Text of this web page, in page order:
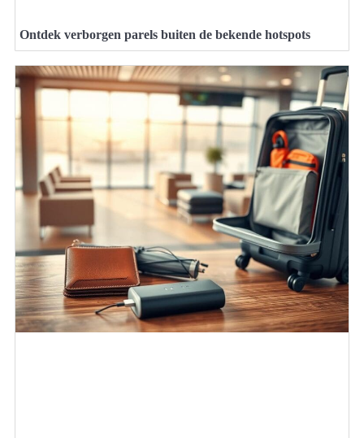
Ontdek verborgen parels buiten de bekende hotspots